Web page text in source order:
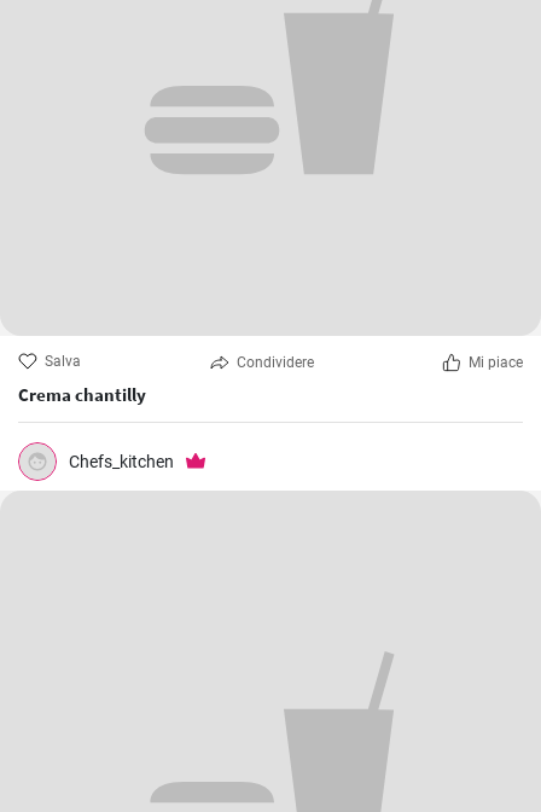
Salva Condividere Mi piace
Crema chantilly
Chefs_kitchen